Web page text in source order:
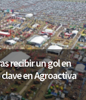
recibir un gol en
en Agroactiva